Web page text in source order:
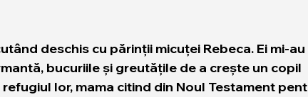
deschis cu părinții micuței Rebeca. Ei mi-au
bucuriile și greutățile de a crește un copil
lor, mama citind din Noul Testament